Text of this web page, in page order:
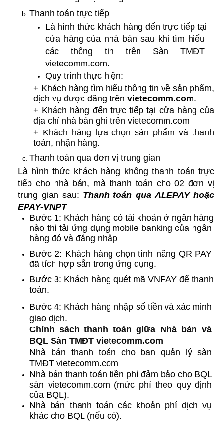
Thanh toán trực tiếp
Là hình thức khách hàng đến trực tiếp tại
cửa hàng của nhà bán sau khi tìm hiểu
các thông tin trên Sàn TMĐT
vietecomm.com.
Quy trình thực hiện:
+ Khách hàng tìm hiểu thông tin về sản phẩm,
dịch vụ được đăng trên vietecomm.com.
+ Khách hàng đến trực tiếp tại cửa hàng của
địa chỉ nhà bán ghi trên vietecomm.com
+ Khách hàng lựa chọn sản phẩm và thanh
toán, nhận hàng.
Thanh toán qua đơn vị trung gian
Là hình thức khách hàng không thanh toán trực
tiếp cho nhà bán, mà thanh toán cho 02 đơn vị
trung gian sau: Thanh toán qua ALEPAY hoặc
EPAY-VNPT
Bước 1: Khách hàng có tài khoản ở ngân hàng
nào thì tải ứng dụng mobile banking của ngân
hàng đó và đăng nhập
Bước 2: Khách hàng chọn tính năng QR PAY
đã tích hợp sẵn trong ứng dụng.
Bước 3: Khách hàng quét mã VNPAY để thanh
toán.
Bước 4: Khách hàng nhập số tiền và xác minh
giao dịch.
Chính sách thanh toán giữa Nhà bán và
BQL Sàn TMĐT vietecomm.com
Nhà bán thanh toán cho ban quản lý sàn
TMĐT vietecomm.com
Nhà bán thanh toán tiền phí đảm bảo cho BQL
sàn vietecomm.com (mức phí theo quy định
của BQL).
Nhà bán thanh toán các khoản phí dịch vụ
khác cho BQL (nếu có).